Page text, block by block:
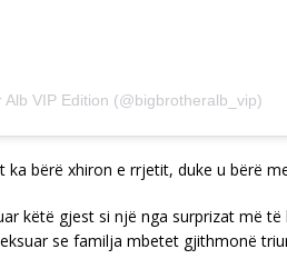
VIP Edition (@bigbrotheralb_vip)
bërë xhiron e rrjetit, duke u bërë
këtë gjest si një nga surprizat më
se familja mbetet gjithmonë